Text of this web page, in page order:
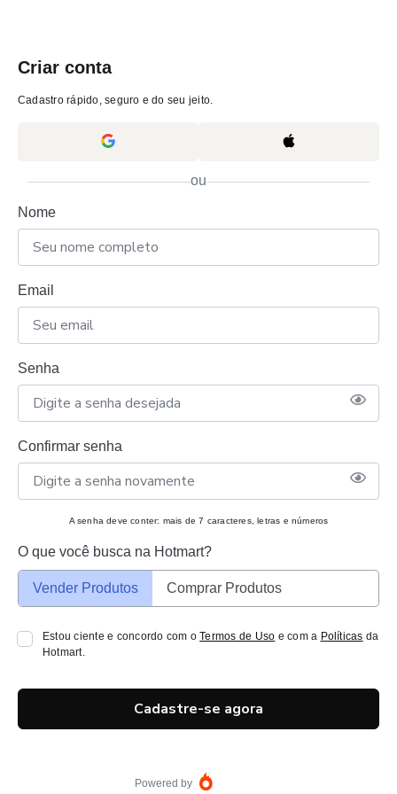
Criar conta
Cadastro rápido, seguro e do seu jeito.
ou
Nome
Email
Senha
Confirmar senha
A senha deve conter: mais de 7 caracteres, letras e números
O que você busca na Hotmart?
Vender Produtos Comprar Produtos
Estou ciente e concordo com oTermos de Uso e com a Políticas da
Hotmart.
Cadastre-se agora
Powered by